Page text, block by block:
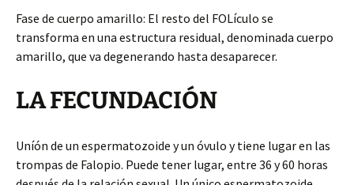
Fase de cuerpo amarillo: El resto del FOLículo se
transforma en una estructura residual, denominada cuerpo
amarillo, que va degenerando hasta desaparecer.
LA FECUNDACIÓN
Uníón de un espermatozoide y un óvulo y tiene lugar en las
trompas de Falopio. Puede tener lugar, entre 36 y 60 horas